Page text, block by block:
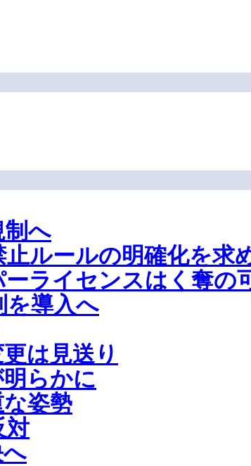
制へ
ルールの明確化を求
ライセンスはく奪の
を導入へ
は見送り
らかに
姿勢
対